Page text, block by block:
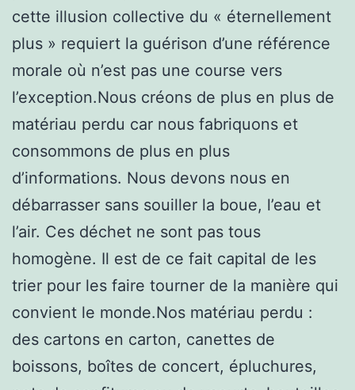
cette illusion collective du « éternellement
plus » requiert la guérison d’une référence
morale où n’est pas une course vers
l’exception.Nous créons de plus en plus de
matériau perdu car nous fabriquons et
consommons de plus en plus
d’informations. Nous devons nous en
débarrasser sans souiller la boue, l’eau et
l’air. Ces déchet ne sont pas tous
homogène. Il est de ce fait capital de les
trier pour les faire tourner de la manière qui
convient le monde.Nos matériau perdu :
des cartons en carton, canettes de
boissons, boîtes de concert, épluchures,